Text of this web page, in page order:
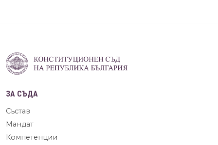
ЗА СЪДА
Състав
Мандат
Компетенции